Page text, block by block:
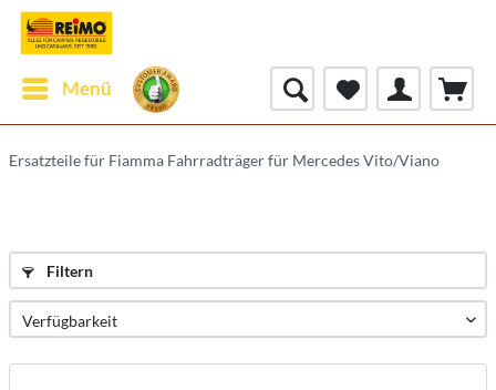
Menü
Ersatzteile für Fiamma Fahrradträger für Mercedes Vito/Viano
Filtern